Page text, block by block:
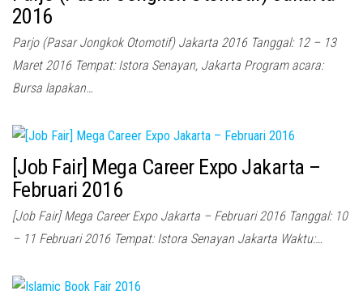
2016
Parjo (Pasar Jongkok Otomotif) Jakarta 2016 Tanggal: 12 – 13
Maret 2016 Tempat: Istora Senayan, Jakarta Program acara:
Bursa lapakan…
[Job Fair] Mega Career Expo Jakarta –
Februari 2016
[Job Fair] Mega Career Expo Jakarta – Februari 2016 Tanggal: 10
– 11 Februari 2016 Tempat: Istora Senayan Jakarta Waktu:…